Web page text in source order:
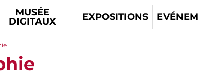
MUSÉE
DIGITAUX
EXPOSITIONS